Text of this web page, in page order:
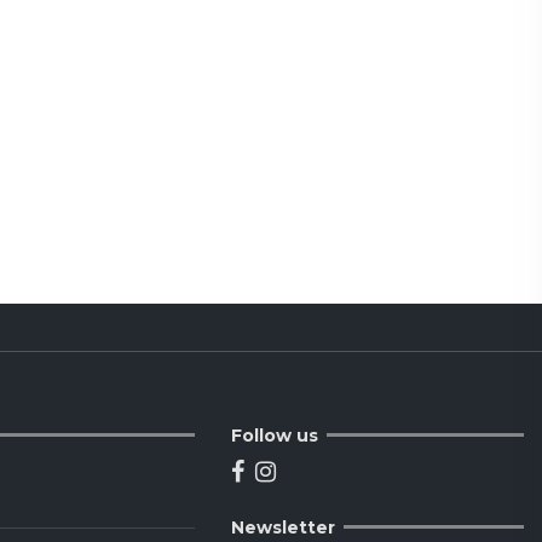
Follow us
Newsletter